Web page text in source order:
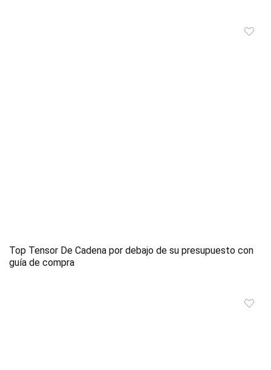
Top Tensor De Cadena por debajo de su presupuesto con
guía de compra